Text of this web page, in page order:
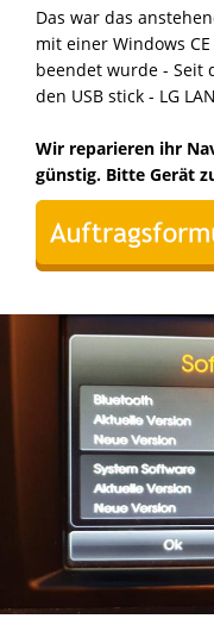
Das war das
mit einer Windows
beendet wurde - Seit
den USB stick - LG
Wir reparieren ihr
günstig. Bitte Gerät